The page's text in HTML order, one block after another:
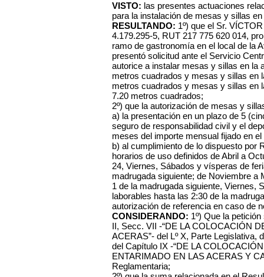
VISTO: las presentes actuaciones
para la instalación de mesas y sillas
RESULTANDO: 1º) que el Sr.
4.179.295-5, RUT 217 775 620 014,
ramo de gastronomía en el local de la
presentó solicitud ante el Servicio
autorice a instalar mesas y sillas en la
metros cuadrados y mesas y sillas en
metros cuadrados y mesas y sillas en
7.20 metros cuadrados;
2º) que la autorización de mesas y
a) la presentación en un plazo de 5
seguro de responsabilidad civil y el
meses del importe mensual fijado en
b) al cumplimiento de lo dispuesto por
horarios de uso definidos de Abril a
24, Viernes, Sábados y vísperas de
madrugada siguiente; de Noviembre
1 de la madrugada siguiente, Viernes,
laborables hasta las 2:30 de la
autorización de referencia en caso de
CONSIDERANDO: 1º) Que la
II, Secc. VII -“DE LA COLOCACIÓN
ACERAS”- del Lº X, Parte Legislativa,
del Capítulo IX -“DE LA
ENTARIMADO EN LAS ACERAS Y
Reglamentaria;